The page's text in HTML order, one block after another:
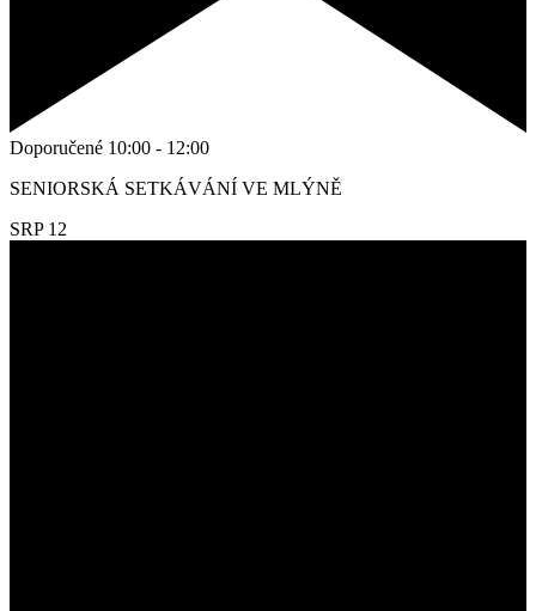
Doporučené 10:00 - 12:00
SENIORSKÁ SETKÁVÁNÍ VE MLÝNĚ
SRP 12